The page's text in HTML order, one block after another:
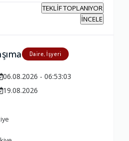
TEKLİF TOPLANIYOR
İNCELE
Daire, İşyeri
06.08.2026 - 06:53:03
19.08.2026